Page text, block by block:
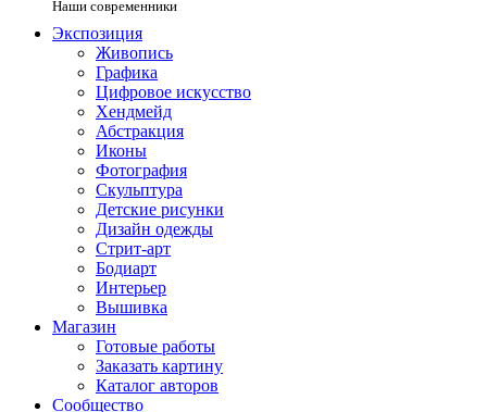
Наши современники
Экспозиция
Живопись
Графика
Цифровое искусство
Хендмейд
Абстракция
Иконы
Фотография
Скульптура
Детские рисунки
Дизайн одежды
Стрит-арт
Бодиарт
Интерьер
Вышивка
Магазин
Готовые работы
Заказать картину
Каталог авторов
Сообщество